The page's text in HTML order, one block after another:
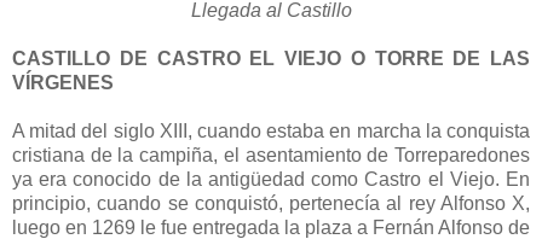
Llegada al Castillo
CASTILLO DE CASTRO EL VIEJO O TORRE DE LAS
VÍRGENES
A mitad del siglo XIII, cuando estaba en marcha la conquista
cristiana de la campiña, el asentamiento de Torreparedones
ya era conocido de la antigüedad como Castro el Viejo. En
principio, cuando se conquistó, pertenecía al rey Alfonso X,
luego en 1269 le fue entregada la plaza a Fernán Alfonso de